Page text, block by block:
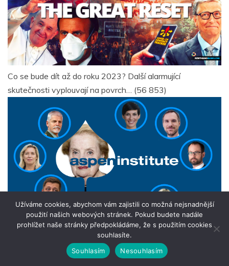
Co se bude dít až do roku 2023? Další alarmující
skutečnosti vyplouvají na povrch…
(56 853)
(54 714)
Užíváme cookies, abychom vám zajistili co možná nejsnadnější
použití našich webových stránek. Pokud budete nadále
prohlížet naše stránky předpokládáme, že s použitím cookies
souhlasíte.
Souhlasím
Nesouhlasím